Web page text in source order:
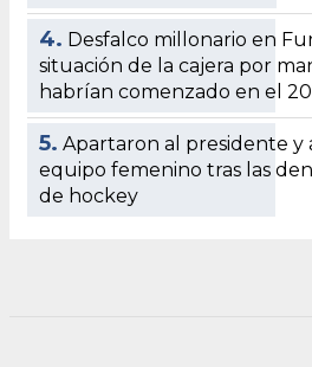
4. Desfalco millonario en
situación de la cajera por
habrían comenzado en el
5. Apartaron al presidente y
equipo femenino tras las
de hockey